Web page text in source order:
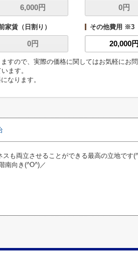
家賃（日割り） その他費用 ※3
すので、実際の価格に関してはお気軽にお問
ます。
なります。
スも両立させることができる最高の立地で
南向き(^O^)／